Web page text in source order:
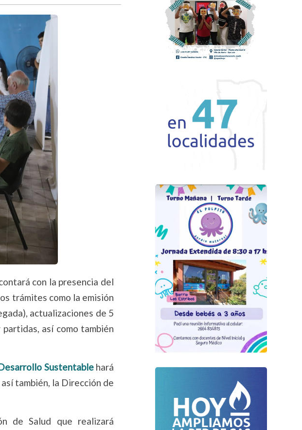
con la presencia del
trámites como la emisión
actualizaciones de 5
así como también
Sustentable hará
también, la Dirección de
de Salud que realizará